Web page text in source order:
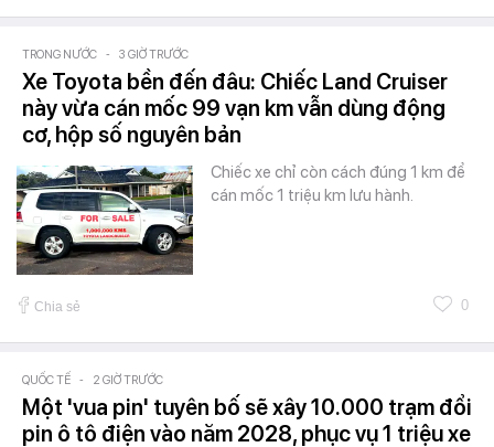
TRONG NƯỚC - 3 GIỜ TRƯỚC
Xe Toyota bền đến đâu: Chiếc Land Cruiser
này vừa cán mốc 99 vạn km vẫn dùng động
cơ, hộp số nguyên bản
Chiếc xe chỉ còn cách đúng 1 km để
cán mốc 1 triệu km lưu hành.
Chia sẻ 0
QUỐC TẾ - 2 GIỜ TRƯỚC
Một 'vua pin' tuyên bố sẽ xây 10.000 trạm đổi
pin ô tô điện vào năm 2028, phục vụ 1 triệu xe